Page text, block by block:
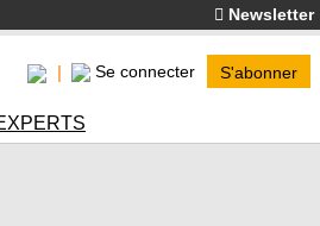
Newsletter
Se connecter S'abonner